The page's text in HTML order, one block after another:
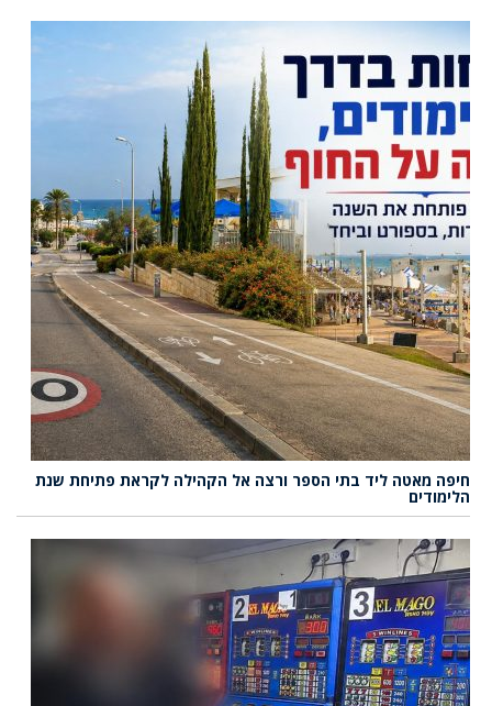
חיפה מאטה ליד בתי הספר ורצה אל הקהילה לקראת פתיחת שנת
הלימודים